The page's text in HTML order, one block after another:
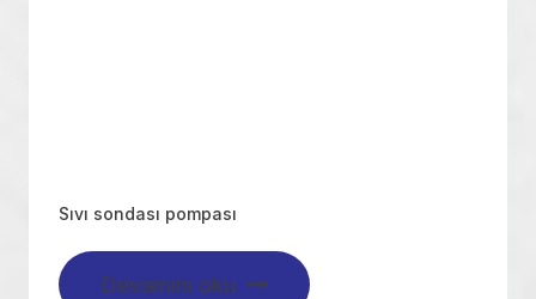
Sıvı sondası pompası
Devamını oku